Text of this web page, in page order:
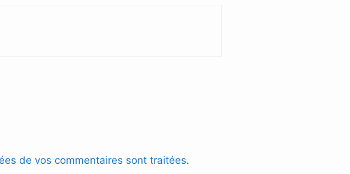
de vos commentaires sont traitées.